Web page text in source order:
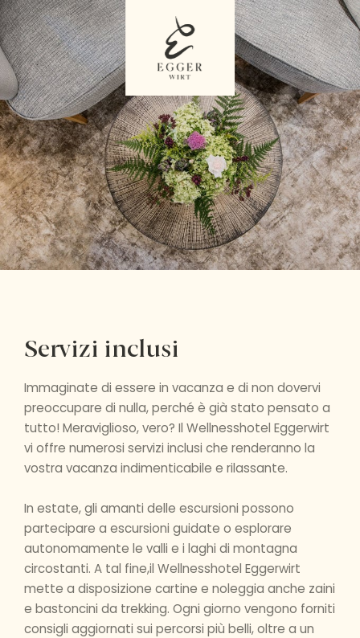
Servizi inclusi
Immaginate di essere in vacanza e di non dovervi
preoccupare di nulla, perché è già stato pensato a
tutto! Meraviglioso, vero? Il Wellnesshotel Eggerwirt
vi offre numerosi servizi inclusi che renderanno la
vostra vacanza indimenticabile e rilassante.
In estate, gli amanti delle escursioni possono
partecipare a escursioni guidate o esplorare
autonomamente le valli e i laghi di montagna
circostanti. A tal fine,il Wellnesshotel Eggerwirt
mette a disposizione cartine e noleggia anche zaini
e bastoncini da trekking. Ogni giorno vengono forniti
consigli aggiornati sui percorsi più belli, oltre a un